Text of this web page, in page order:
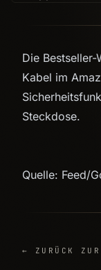
Die
Kabel im
Steckdose.
Quelle: Feed/
← ZURÜCK